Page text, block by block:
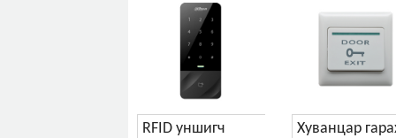
RFID уншигч
Хуванцар